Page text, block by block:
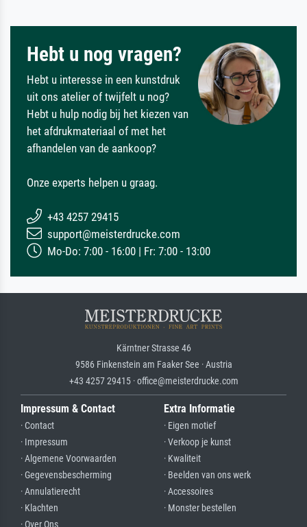
Hebt u nog vragen?
Hebt u interesse in een kunstdruk
uit ons atelier of twijfelt u nog?
Hebt u hulp nodig bij het kiezen van
het afdrukmateriaal of met het
afhandelen van de aankoop?
Onze experts helpen u graag.
+43 4257 29415
support@meisterdrucke.com
Mo-Do: 7:00 - 16:00 | Fr: 7:00 - 13:00
Kärntner Strasse 46
9586 Finkenstein am Faaker See · Austria
+43 4257 29415 · office@meisterdrucke.com
Impressum & Contact
· Contact
· Impressum
· Algemene Voorwaarden
· Gegevensbescherming
· Annulatierecht
· Klachten
· Over Ons
Extra Informatie
· Eigen motief
· Verkoop je kunst
· Kwaliteit
· Beelden van ons werk
· Accessoires
· Monster bestellen